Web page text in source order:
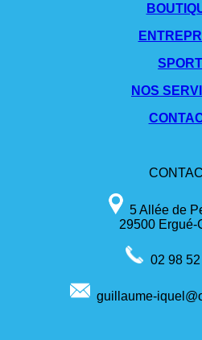
SPORT
NOS
5 Allée de
29500 Ergué-
02 98
guillaume-